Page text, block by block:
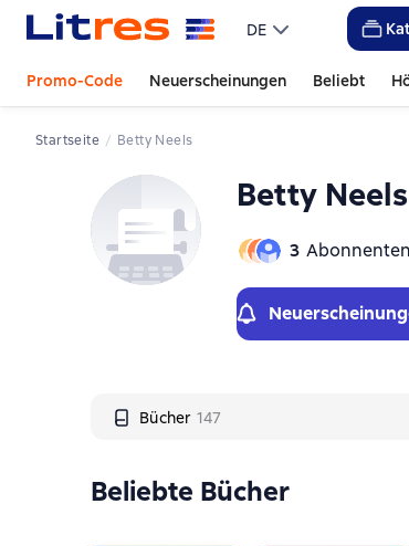
DE
Promo-Code Neuerscheinungen Beliebt
Startseite Betty Neels
Betty Neels
3 Abonnenten
Bücher 147
Слайдер с книгами
Beliebte Bücher